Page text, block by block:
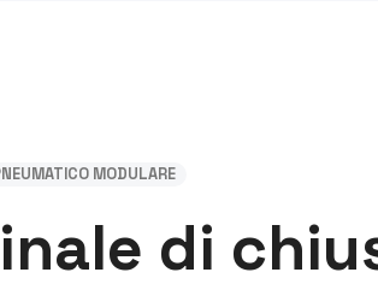
MODULARE
di